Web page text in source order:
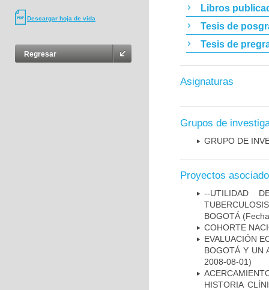
Descargar hoja de vida
Regresar
Libros
Tesis de
Tesis de
Asignaturas
Grupos de
GRUPO DE
Proyectos
--UTILIDAD
BOGOTÁ
COHORTE
EVALUACIÓN
BOGOTÁ Y UN
2008-08-01)
HISTORIA